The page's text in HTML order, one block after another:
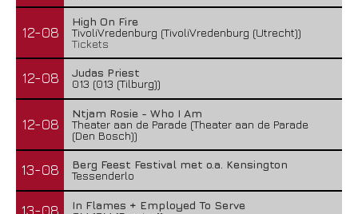
12-08
High On Fire
TivoliVredenburg (TivoliVredenburg (Utrecht))
Tickets
12-08
Judas Priest
013 (013 (Tilburg))
12-08
Ntjam Rosie - Who I Am
Theater aan de Parade (Theater aan de Parade
(Den Bosch))
13-08
Berg Feest Festival met o.a. Kensington
Tessenderlo
13-08
In Flames + Employed To Serve